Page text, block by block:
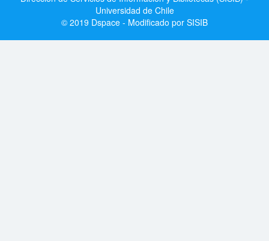
Universidad de Chile
© 2019 Dspace - Modificado por SISIB